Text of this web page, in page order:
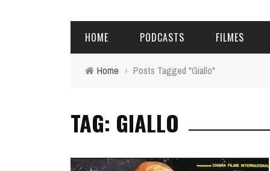
HOME PODCASTS
ALERTA DE SPOILER
FILMES
CINERAMA
Home › Posts Tagged "Giallo"
TAG: GIALLO